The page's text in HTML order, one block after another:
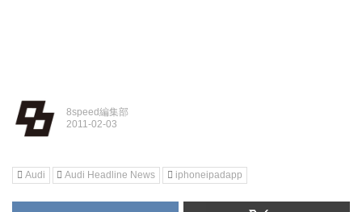
8speed編集部
Audi Audi Headline News iphoneipadapp